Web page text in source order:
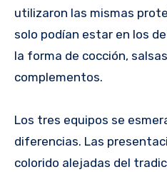
utilizaron las mismas
solo podían estar en los
la forma de cocción,
complementos.
Los tres equipos se
diferencias. Las
colorido alejadas del